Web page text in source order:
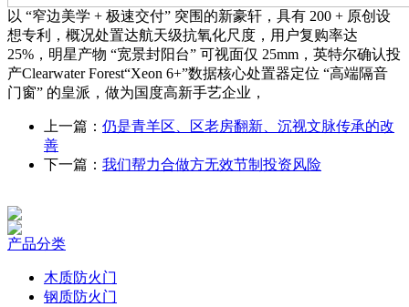
以 “窄边美学 + 极速交付” 突围的新豪轩，具有 200 + 原创设
想专利，概况处置达航天级抗氧化尺度，用户复购率达
25%，明星产物 “宽景封阳台” 可视面仅 25mm，英特尔确认投
产Clearwater Forest“Xeon 6+”数据核心处置器定位 “高端隔音
门窗” 的皇派，做为国度高新手艺企业，
上一篇： 仍是青羊区、区老房翻新、沉视文脉传承的改
善
下一篇： 我们帮力合做方无效节制投资风险
产品分类
木质防火门
钢质防火门